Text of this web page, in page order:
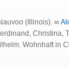
(Illinois). ∞
Christina,
Wohnhaft in